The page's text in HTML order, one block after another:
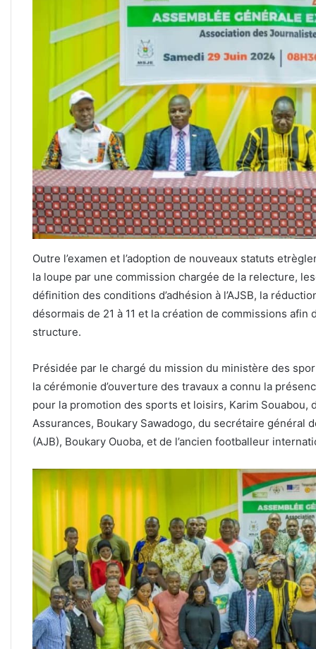
Outre l’examen et l’adoption de nouveaux statuts
la loupe par une commission chargée de la relecture,
définition des conditions d’adhésion à l’AJSB, la
désormais de 21 à 11 et la création de commissions
structure.
Présidée par le chargé du mission du ministère des
la cérémonie d’ouverture des travaux a connu la
pour la promotion des sports et loisirs, Karim Souabou,
Assurances, Boukary Sawadogo, du secrétaire général
(AJB), Boukary Ouoba, et de l’ancien footballeur